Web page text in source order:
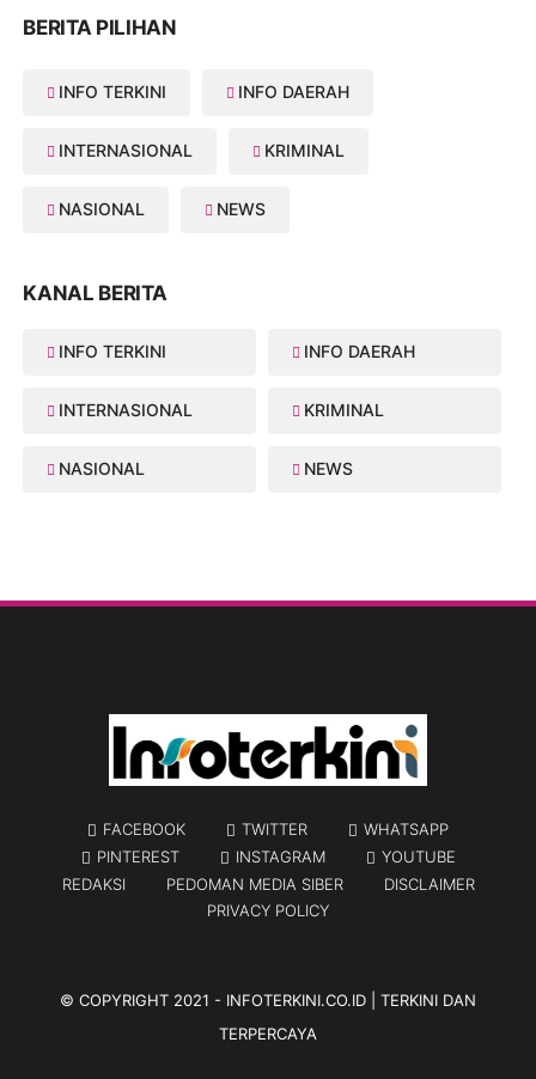
BERITA PILIHAN
INFO TERKINI INFO DAERAH
INTERNASIONAL KRIMINAL
NASIONAL NEWS
KANAL BERITA
INFO TERKINI INFO DAERAH
INTERNASIONAL KRIMINAL
NASIONAL NEWS
FACEBOOK TWITTER
WHATSAPP
PINTEREST
INSTAGRAM
YOUTUBE
REDAKSI
PEDOMAN MEDIA SIBER
DISCLAIMER
PRIVACY POLICY
© COPYRIGHT 2021 - INFOTERKINI.CO.ID | TERKINI DAN
TERPERCAYA